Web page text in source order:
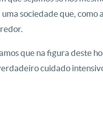
sociedade que, como
que na figura deste
cuidado